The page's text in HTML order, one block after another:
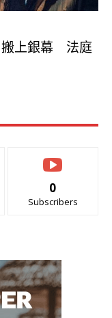
搬上銀幕 法庭
0
Subscribers